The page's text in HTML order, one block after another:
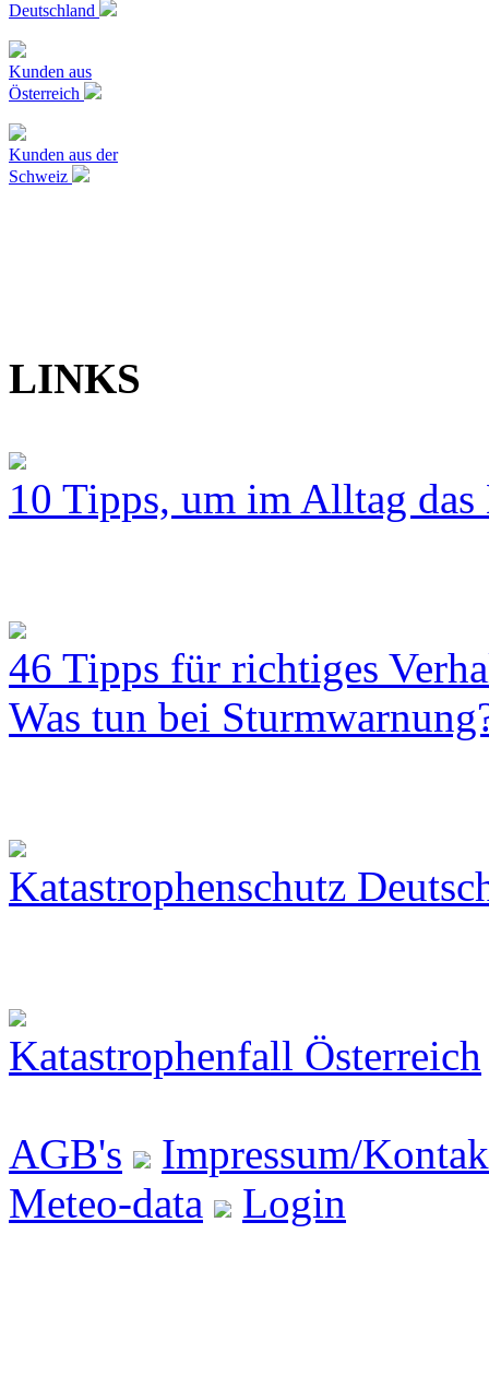
Deutschland
Kunden aus
Österreich
Kunden aus der
Schweiz
LINKS
10 Tipps, um im Alltag
46 Tipps für richtiges
Was tun bei
Katastrophenschutz
Katastrophenfall Österreich
AGB's
Impressum/
Meteo-data
Login